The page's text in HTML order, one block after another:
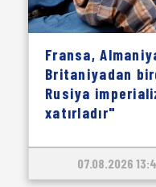
Fransa,
Britaniyadan
Rusiya
xatırladır"
07.08.2026